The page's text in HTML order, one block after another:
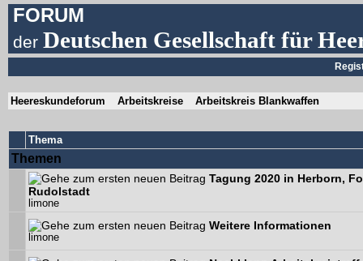
FORUM
derDeutschen Gesellschaft für
Heereskundeforum Arbeitskreise Arbeitskreis Blankwaffen
Thema
Themen
Tagung 2020 in Herborn,
Rudolstadt
limone
Weitere Informationen
limone